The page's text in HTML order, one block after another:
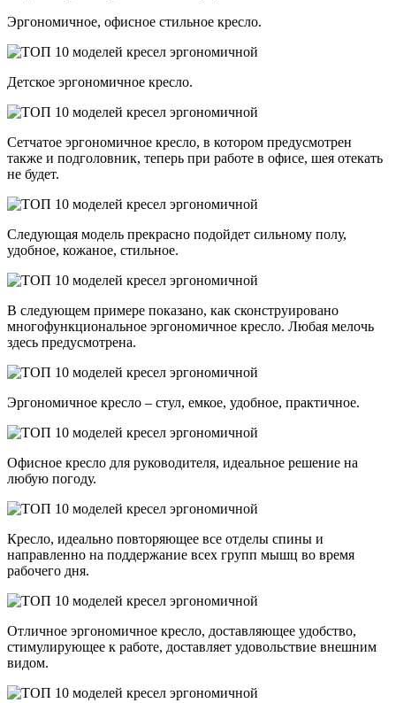
Эргономичное, офисное стильное кресло.
Детское эргономичное кресло.
Сетчатое эргономичное кресло, в котором предусмотрен
также и подголовник, теперь при работе в офисе, шея отекать
не будет.
Следующая модель прекрасно подойдет сильному полу,
удобное, кожаное, стильное.
В следующем примере показано, как сконструировано
многофункциональное эргономичное кресло. Любая мелочь
здесь предусмотрена.
Эргономичное кресло – стул, емкое, удобное, практичное.
Офисное кресло для руководителя, идеальное решение на
любую погоду.
Кресло, идеально повторяющее все отделы спины и
направленно на поддержание всех групп мышц во время
рабочего дня.
Отличное эргономичное кресло, доставляющее удобство,
стимулирующее к работе, доставляет удовольствие внешним
видом.